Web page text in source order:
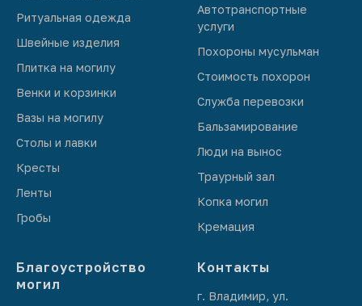
Ритуальная одежда
Швейные изделия
Плитка на могилу
Венки и корзинки
Вазы на могилу
Столы и лавки
Кресты
Ленты
Гробы
Автотранспортные
услуги
Похороны мусульман
Стоимость похорон
Служба перевозки
Бальзамирование
Люди на вынос
Траурный зал
Копка могил
Кремация
Благоустройство
могил
Контакты
г. Владимир, ул.